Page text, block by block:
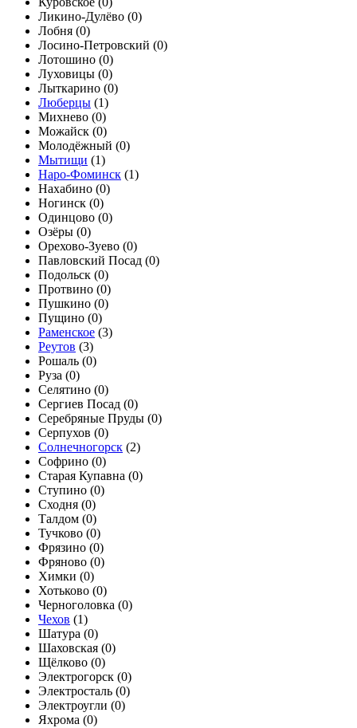
Ликино-Дулёво (0)
Лобня (0)
Лосино-Петровский (0)
Лотошино (0)
Луховицы (0)
Лыткарино (0)
Люберцы (1)
Михнево (0)
Можайск (0)
Молодёжный (0)
Мытищи (1)
Наро-Фоминск (1)
Нахабино (0)
Ногинск (0)
Одинцово (0)
Озёры (0)
Орехово-Зуево (0)
Павловский Посад (0)
Подольск (0)
Протвино (0)
Пушкино (0)
Пущино (0)
Раменское (3)
Реутов (3)
Рошаль (0)
Руза (0)
Селятино (0)
Сергиев Посад (0)
Серебряные Пруды (0)
Серпухов (0)
Солнечногорск (2)
Софрино (0)
Старая Купавна (0)
Ступино (0)
Сходня (0)
Талдом (0)
Тучково (0)
Фрязино (0)
Фряново (0)
Химки (0)
Хотьково (0)
Черноголовка (0)
Чехов (1)
Шатура (0)
Шаховская (0)
Щёлково (0)
Электрогорск (0)
Электросталь (0)
Электроугли (0)
Яхрома (0)